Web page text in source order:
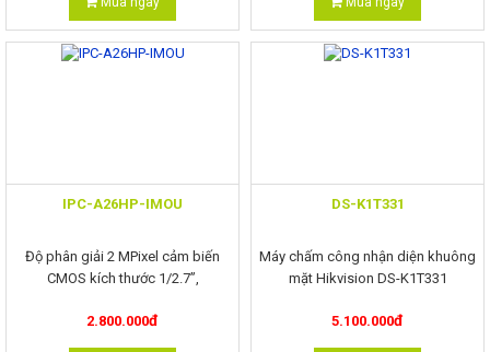
IPC-A26HP-IMOU
Độ phân giải 2 MPixel cảm biến
CMOS kích thước 1/2.7”,
2.800.000đ
DS-K1T331
Máy chấm công nhận diện khuông
mặt Hikvision DS-K1T331
5.100.000đ